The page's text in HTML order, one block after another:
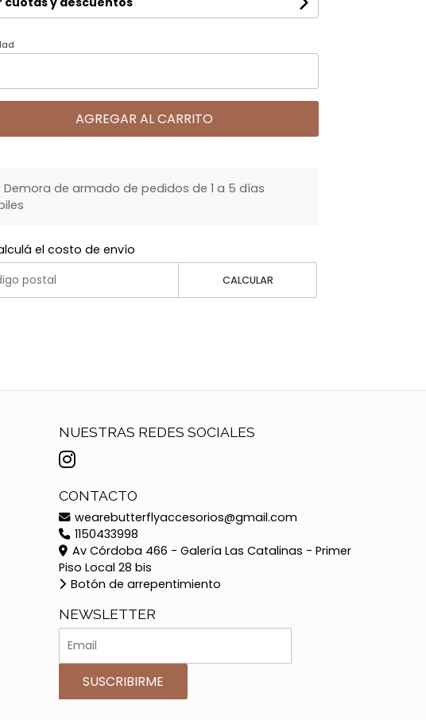
AGREGAR AL CARRITO
Demora de armado de pedidos de 1 a 5 días
el costo de envío
CALCULAR
NUESTRAS REDES SOCIALES
CONTACTO
wearebutterflyaccesorios@gmail.com
1150433998
Av Córdoba 466 - Galería Las Catalinas - Primer
Piso Local 28 bis
Botón de arrepentimiento
NEWSLETTER
SUSCRIBIRME